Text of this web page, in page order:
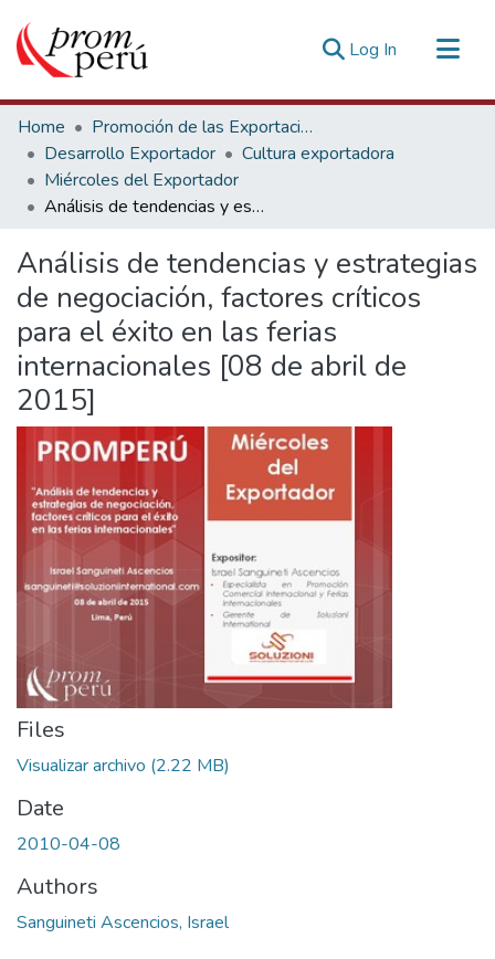
Log In (current)
Communities & Collections
All of DSpace
Statistics
Estadísticas Externas
Home
Promoción de las Exportaciones
Desarrollo Exportador
Cultura exportadora
Miércoles del Exportador
Análisis de tendencias y estrategias de negociación, factores críticos para el éxito en las ferias internacionales [08 de abril de 2015]
Análisis de tendencias y estrategias
de negociación, factores críticos
para el éxito en las ferias
internacionales [08 de abril de
2015]
Files
Visualizar archivo (2.22 MB)
Date
2010-04-08
Authors
Sanguineti Ascencios, Israel